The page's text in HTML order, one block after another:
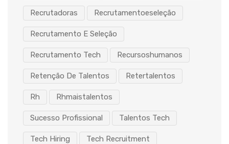
Recrutadoras Recrutamentoeseleção
Recrutamento E Seleção
Recrutamento Tech Recursoshumanos
Retenção De Talentos Retertalentos
Rh Rhmaistalentos
Sucesso Profissional Talentos Tech
Tech Hiring Tech Recruitment